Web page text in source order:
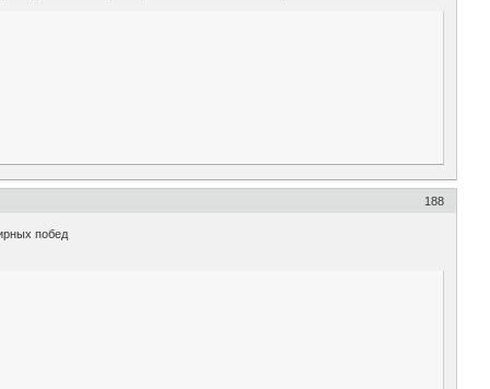
188
побед